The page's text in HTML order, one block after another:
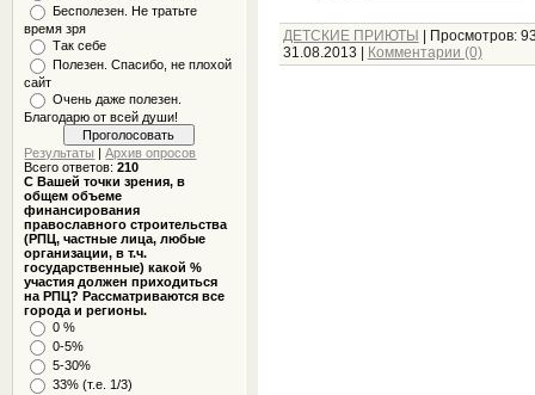
Бесполезен. Не тратьте
время зря
Так себе
Полезен. Спасибо, не плохой
сайт
Очень даже полезен.
Благодарю от всей души!
Результаты |Архив опросов
Всего ответов:210
С Вашей точки зрения, в
общем объеме
финансирования
православного строительства
(РПЦ, частные лица, любые
организации, в т.ч.
государственные) какой %
участия должен приходиться
на РПЦ? Рассматриваются все
города и регионы.
0 %
0-5%
5-30%
33% (т.е. 1/3)
ДЕТСКИЕ ПРИЮТЫ | Просмотров:
31.08.2013 | Комментарии (0)